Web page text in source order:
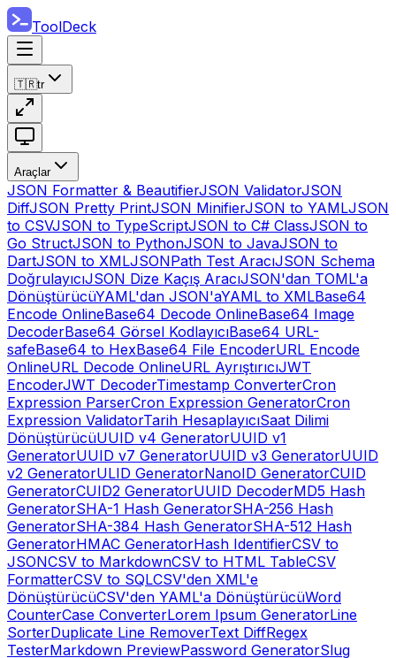
ToolDeck
🇹🇷tr
Araçlar
JSON Formatter & BeautifierJSON ValidatorJSON
DiffJSON Pretty PrintJSON MinifierJSON to YAMLJSON
to CSVJSON to TypeScriptJSON to C# ClassJSON to
Go StructJSON to PythonJSON to JavaJSON to
DartJSON to XMLJSONPath Test AracıJSON Schema
DoğrulayıcıJSON Dize Kaçış AracıJSON'dan TOML'a
DönüştürücüYAML'dan JSON'aYAML to XMLBase64
Encode OnlineBase64 Decode OnlineBase64 Image
DecoderBase64 Görsel KodlayıcıBase64 URL-
safeBase64 to HexBase64 File EncoderURL Encode
OnlineURL Decode OnlineURL AyrıştırıcıJWT
EncoderJWT DecoderTimestamp ConverterCron
Expression ParserCron Expression GeneratorCron
Expression ValidatorTarih HesaplayıcıSaat Dilimi
DönüştürücüUUID v4 GeneratorUUID v1
GeneratorUUID v7 GeneratorUUID v3 GeneratorUUID
v2 GeneratorULID GeneratorNanoID GeneratorCUID
GeneratorCUID2 GeneratorUUID DecoderMD5 Hash
GeneratorSHA-1 Hash GeneratorSHA-256 Hash
GeneratorSHA-384 Hash GeneratorSHA-512 Hash
GeneratorHMAC GeneratorHash IdentifierCSV to
JSONCSV to MarkdownCSV to HTML TableCSV
FormatterCSV to SQLCSV'den XML'e
DönüştürücüCSV'den YAML'a DönüştürücüWord
CounterCase ConverterLorem Ipsum GeneratorLine
SorterDuplicate Line RemoverText DiffRegex
TesterMarkdown PreviewPassword GeneratorSlug